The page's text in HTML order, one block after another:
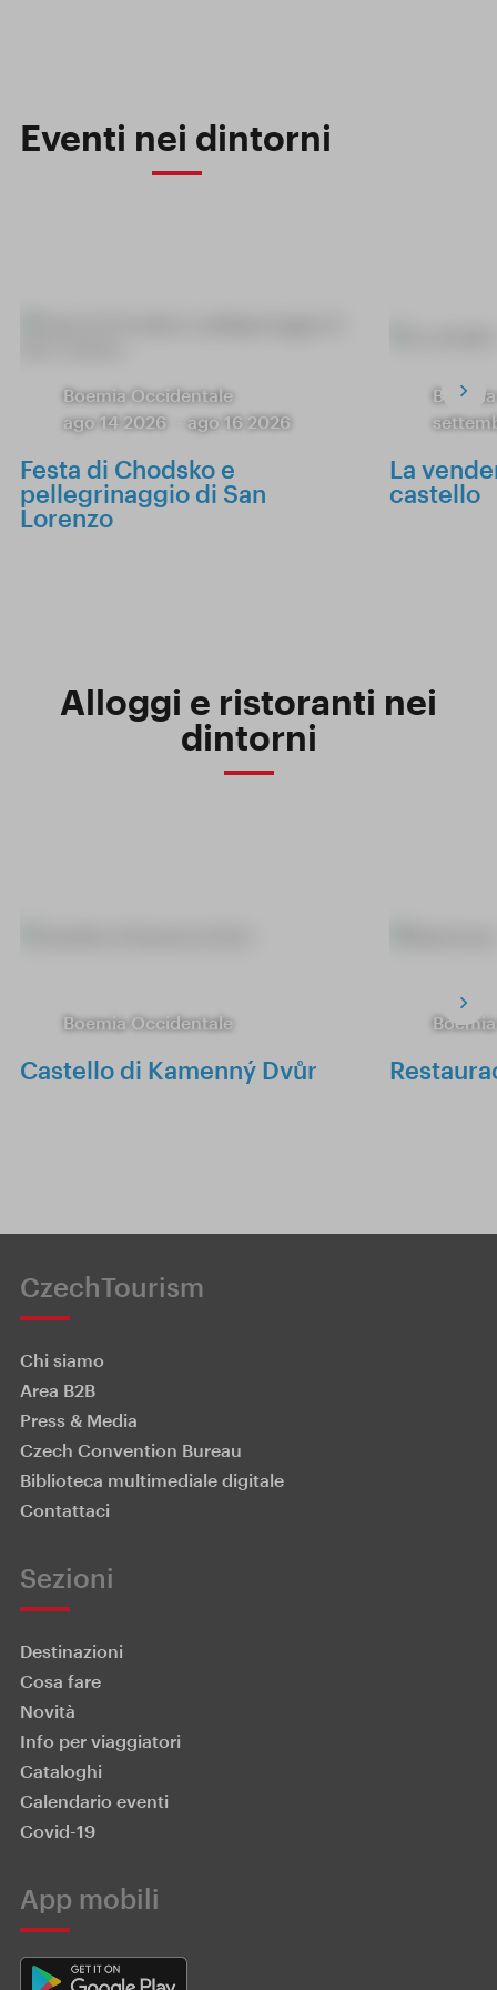
Eventi nei dintorni
Boemia Occidentale
ago 14 2026
ago 16 2026
Festa di Chodsko e
pellegrinaggio di San
Lorenzo
La
castello
Alloggi e ristoranti nei
dintorni
Boemia Occidentale
Castello di Kamenný Dvůr
CzechTourism
Chi siamo
Area B2B
Press & Media
Czech Convention Bureau
Biblioteca multimediale digitale
Contattaci
Sezioni
Destinazioni
Cosa fare
Novità
Info per viaggiatori
Cataloghi
Calendario eventi
Covid-19
App mobili